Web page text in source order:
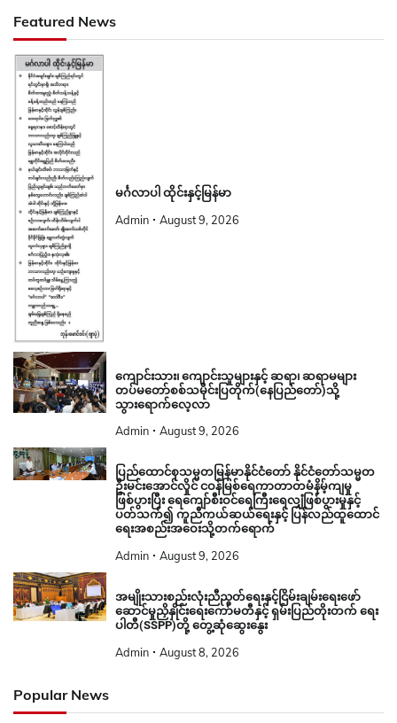
Featured News
မင်္ဂလာပါ ထိုင်းနှင့်မြန်မာ
Admin August 9, 2026
ကျောင်းသား၊ ကျောင်းသူများနှင့် ဆရာ၊ ဆရာမများ
တပ်မတော်စစ်သမိုင်းပြတိုက်(နေပြည်တော်)သို့
သွားရောက်လေ့လာ
Admin August 9, 2026
ပြည်ထောင်စုသမ္မတမြန်မာနိုင်ငံတော် နိုင်ငံတော်သမ္မတ
ဦးမင်းအောင်လှိုင် ငဝန်မြစ်ရေကာတာတမံနိမ့်ကျမှု
ဖြစ်ပွားပြီး ရေကျော်စီးဝင်ရေကြီးရေလျှံဖြစ်ပွားမှုနှင့်
ပတ်သက်၍ ကူညီကယ်ဆယ်ရေးနှင့် ပြန်လည်ထူထောင်
ရေးအစည်းအဝေးသို့တက်ရောက်
Admin August 9, 2026
အမျိုးသားစည်းလုံးညီညွတ်ရေးနှင့်ငြိမ်းချမ်းရေးဖော်
ဆောင်မှုညှိနှိုင်းရေးကော်မတီနှင့် ရှမ်းပြည်တိုးတက် ရေး
ပါတီ(SSPP)တို့ တွေ့ဆုံဆွေးနွေး
Admin August 8, 2026
Popular News